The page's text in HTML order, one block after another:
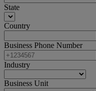
State
Country
Business Phone Number
Industry
Business Unit